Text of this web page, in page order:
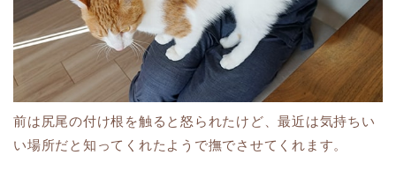
前は尻尾の付け根を触ると怒られたけど、最近は気持ちい
い場所だと知ってくれたようで撫でさせてくれます。